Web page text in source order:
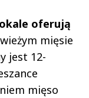
oferują
mięsie
jest 12-
mięso